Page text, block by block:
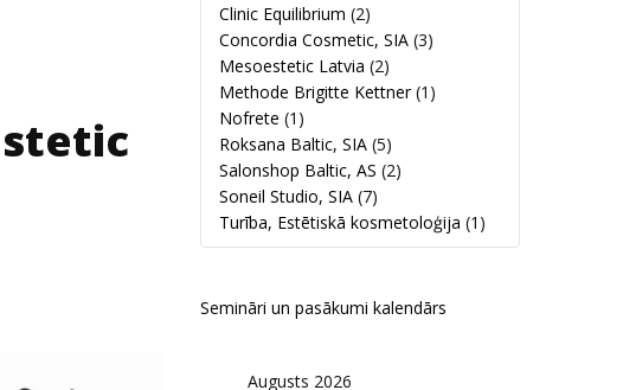
Clinic Equilibrium (2)
Concordia Cosmetic, SIA (3)
Mesoestetic Latvia (2)
Methode Brigitte Kettner (1)
Nofrete (1)
Roksana Baltic, SIA (5)
Salonshop Baltic, AS (2)
Soneil Studio, SIA (7)
Turība, Estētiskā kosmetoloģija (1)
Semināri un pasākumi kalendārs
Augusts 2026